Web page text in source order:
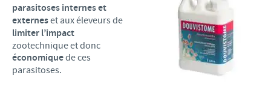
parasitoses internes et
externeset aux éleveurs de
limiter l’impact
zootechnique et donc
économiquede ces
parasitoses.